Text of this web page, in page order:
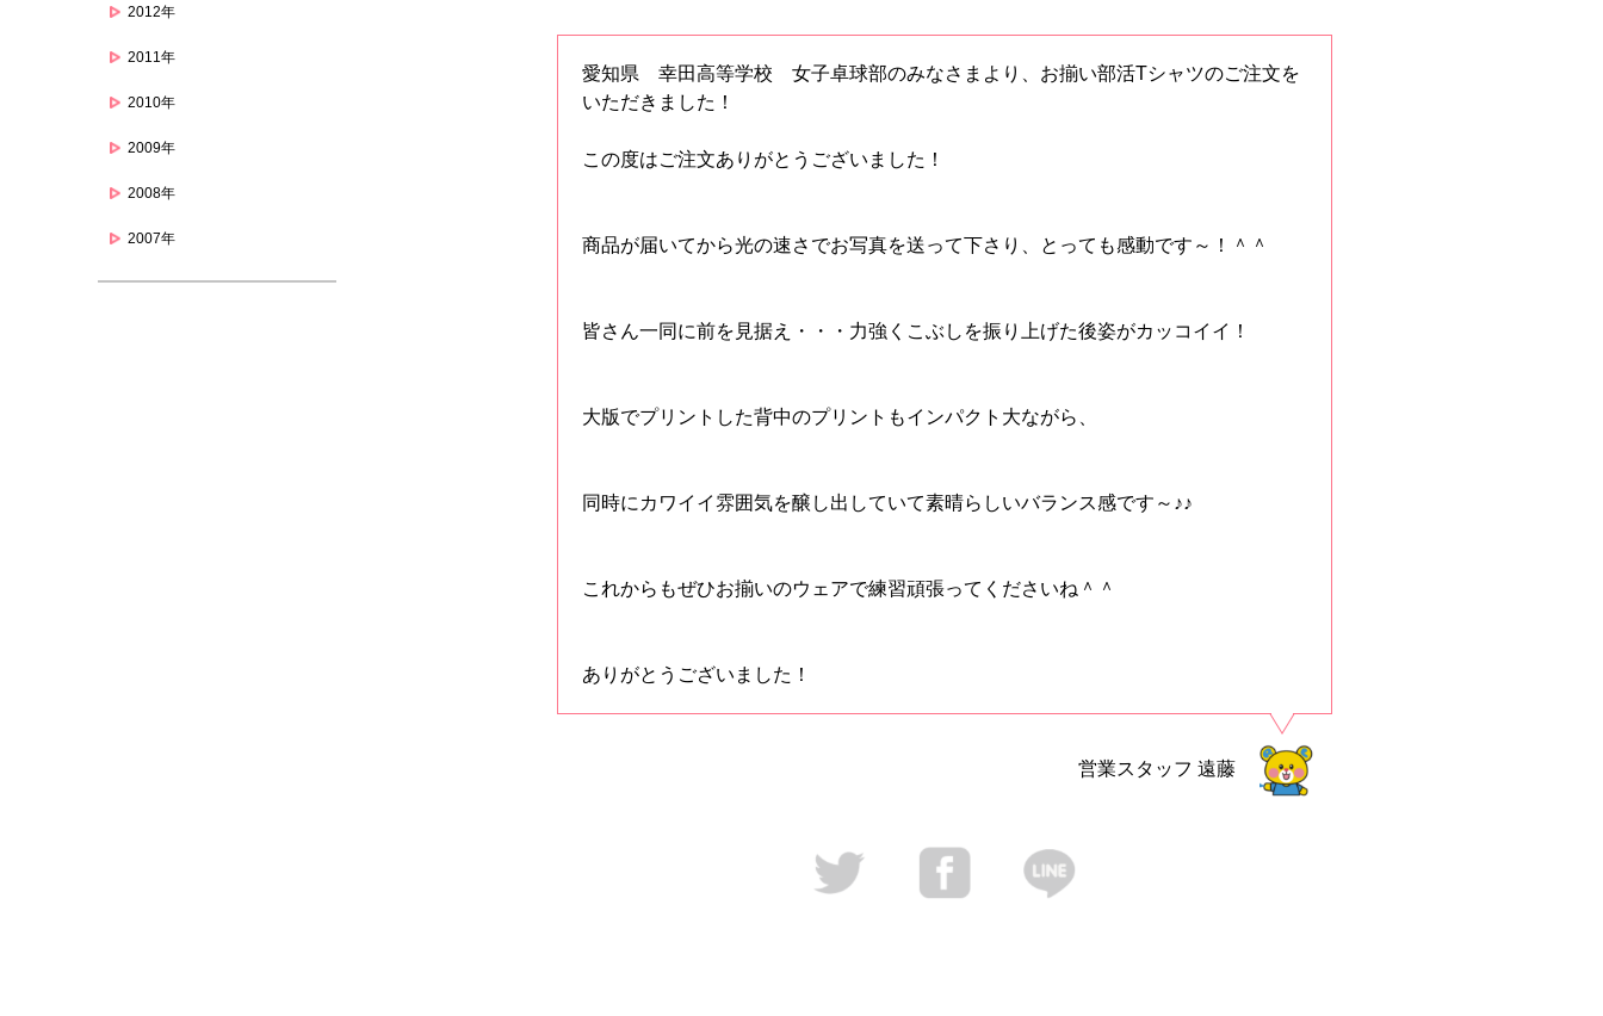
2012年
2011年
2010年
2009年
2008年
2007年
愛知県 幸田高等学校 女子卓球部のみなさまより、お揃い部活Tシャツのご注文を
いただきました！
この度はご注文ありがとうございました！
商品が届いてから光の速さでお写真を送って下さり、とっても感動です～！＾＾
皆さん一同に前を見据え・・・力強くこぶしを振り上げた後姿がカッコイイ！
大版でプリントした背中のプリントもインパクト大ながら、
同時にカワイイ雰囲気を醸し出していて素晴らしいバランス感です～♪♪
これからもぜひお揃いのウェアで練習頑張ってくださいね＾＾
ありがとうございました！
営業スタッフ 遠藤